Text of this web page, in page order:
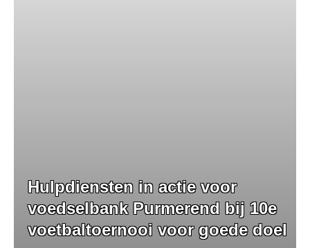
Hulpdiensten in actie voor
voedselbank Purmerend bij 10e
voetbaltoernooi voor goede doel